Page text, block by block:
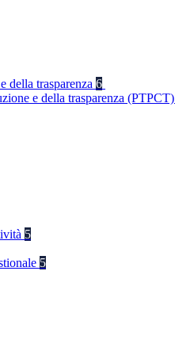
della trasparenza 6
e della trasparenza (PTPCT)
5
5